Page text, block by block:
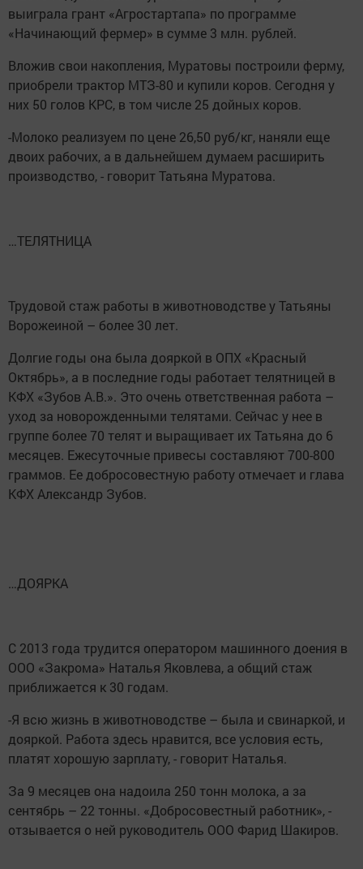
выиграла грант «Агростартапа» по программе
«Начинающий фермер» в сумме 3 млн. рублей.
Вложив свои накопления, Муратовы построили ферму,
приобрели трактор МТЗ-80 и купили коров. Сегодня у
них 50 голов КРС, в том числе 25 дойных коров.
-Молоко реализуем по цене 26,50 руб/кг, наняли еще
двоих рабочих, а в дальнейшем думаем расширить
производство, - говорит Татьяна Муратова.
…ТЕЛЯТНИЦА
Трудовой стаж работы в животноводстве у Татьяны
Ворожеиной – более 30 лет.
Долгие годы она была дояркой в ОПХ «Красный
Октябрь», а в последние годы работает телятницей в
КФХ «Зубов А.В.». Это очень ответственная работа –
уход за новорожденными телятами. Сейчас у нее в
группе более 70 телят и выращивает их Татьяна до 6
месяцев. Ежесуточные привесы составляют 700-800
граммов. Ее добросовестную работу отмечает и глава
КФХ Александр Зубов.
…ДОЯРКА
С 2013 года трудится оператором машинного доения в
ООО «Закрома» Наталья Яковлева, а общий стаж
приближается к 30 годам.
-Я всю жизнь в животноводстве – была и свинаркой, и
дояркой. Работа здесь нравится, все условия есть,
платят хорошую зарплату, - говорит Наталья.
За 9 месяцев она надоила 250 тонн молока, а за
сентябрь – 22 тонны. «Добросовестный работник», -
отзывается о ней руководитель ООО Фарид Шакиров.